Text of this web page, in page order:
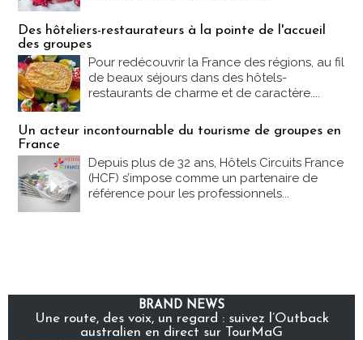
Des hôteliers-restaurateurs à la pointe de l'accueil
des groupes
Pour redécouvrir la France des régions, au fil
de beaux séjours dans des hôtels-
restaurants de charme et de caractère....
Un acteur incontournable du tourisme de groupes en
France
Depuis plus de 32 ans, Hôtels Circuits France
(HCF) s’impose comme un partenaire de
référence pour les professionnels...
BRAND NEWS
Une route, des voix, un regard : suivez l’Outback
australien en direct sur TourMaG